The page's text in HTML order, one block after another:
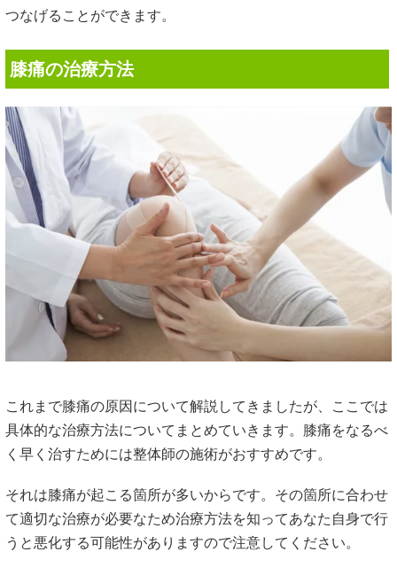
つなげることができます。
膝痛の治療方法
これまで膝痛の原因について解説してきましたが、ここでは
具体的な治療方法についてまとめていきます。膝痛をなるべ
く早く治すためには整体師の施術がおすすめです。
それは膝痛が起こる箇所が多いからです。その箇所に合わせ
て適切な治療が必要なため治療方法を知ってあなた自身で行
うと悪化する可能性がありますので注意してください。